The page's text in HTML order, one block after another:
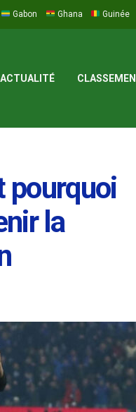
Gabon Ghana Guinée
ACTUALITÉ
pourquoi
la